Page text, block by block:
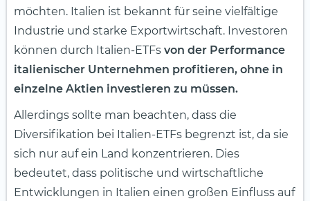
möchten. Italien ist bekannt für seine vielfältige
Industrie und starke Exportwirtschaft. Investoren
können durch Italien-ETFs von der Performance
italienischer Unternehmen profitieren, ohne in
einzelne Aktien investieren zu müssen.
Allerdings sollte man beachten, dass die
Diversifikation bei Italien-ETFs begrenzt ist, da sie
sich nur auf ein Land konzentrieren. Dies
bedeutet, dass politische und wirtschaftliche
Entwicklungen in Italien einen großen Einfluss auf